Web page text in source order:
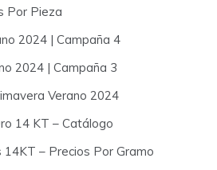
Por Pieza
2024 | Campaña 4
2024 | Campaña 3
Verano 2024
14 KT – Catálogo
– Precios Por Gramo